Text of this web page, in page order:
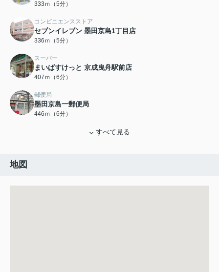
333ｍ（5分）
コンビニエンスストア
セブンイレブン 墨田京島1丁目店
336ｍ（5分）
スーパー
まいばすけっと 京成曳舟駅前店
407ｍ（6分）
郵便局
墨田京島一郵便局
446ｍ（6分）
すべて見る
地図